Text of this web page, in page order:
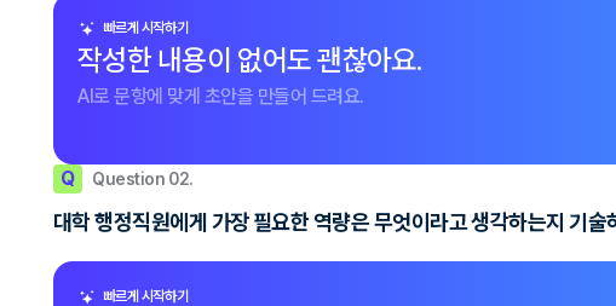
빠르게 시작하기
작성한 내용이 없어도 괜찮아요.
AI로 문항에 맞게 초안을 만들어 드려요.
Q Question 02.
대학 행정직원에게 가장 필요한 역량은 무엇이라고 생각하는지 기
빠르게 시작하기